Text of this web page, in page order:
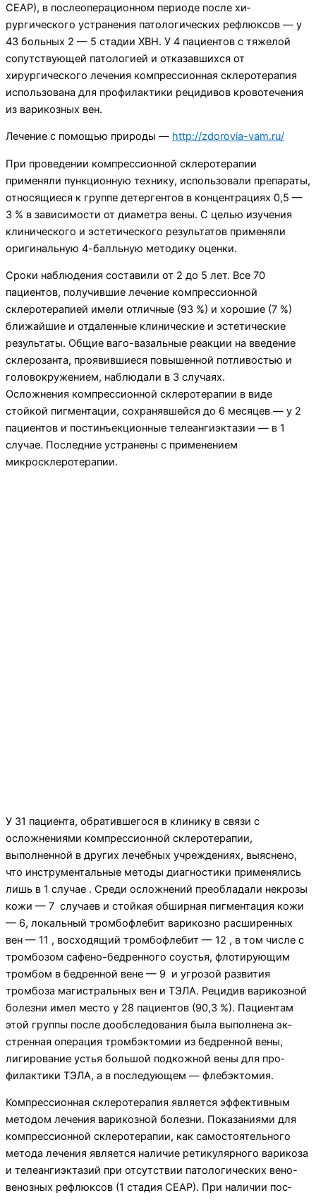
СЕАР), в послеоперационном периоде после хи­
рургического устранения патологических рефлюксов — у
43 больных 2 — 5 стадии ХВН. У 4 пациентов с тяжелой
сопутствующей патологией и отказавшихся от
хирургического лечения компрессионная склеротерапия
использована для профилактики ре­цидивов кровотечения
из варикозных вен.
Лечение с помощью природы — http://zdorovia-vam.ru/
При проведении компрессионной склеротерапии
применяли пункционную технику, использовали препараты,
относящиеся к группе детергентов в концентрациях 0,5 —
3 % в зависимости от диаметра вены. С целью изучения
клинического и эстетичес­кого результатов применяли
оригинальную 4-балль­ную методику оценки.
Сроки наблюдения составили от 2 до 5 лет. Все 70
пациентов, получившие лечение компрессионной
склеротерапией имели отличные (93 %) и хорошие (7 %)
ближайшие и отдаленные клинические и эстетические
результаты. Общие ваго-вазальные реакции на введение
склерозанта, проявившиеся повышенной потливостью и
голо­вокружением, наблюдали в 3 случаях.
Осложнения компрессионной склеротерапии в виде
стойкой пигментации, сохранявшейся до 6 месяцев — у 2
пациентов и постинъекцион­ные телеангиэктазии — в 1
случае. Последние ус­транены с применением
микросклеротерапии.
У 31 пациента, обратившегося в клинику в связи с
осложнениями компрессионной склеротерапии,
выполненной в других лечебных учреждениях, выяснено,
что инструментальные мето­ды диагностики применялись
лишь в 1 случае . Среди осложнений преобладали некрозы
кожи — 7 случаев и стойкая обширная пигментация кожи
— 6, локальный тромбофлебит варикоз­но расширенных
вен — 11 , восходящий тром­бофлебит — 12 , в том числе с
тромбозом сафено-бедренного соустья, флотирующим
тромбом в бед­ренной вене — 9 и угрозой развития
тромбоза магистральных вен и ТЭЛА. Рецидив варикозной
бо­лезни имел место у 28 пациентов (90,3 %). Пациентам
этой группы после дообследования была выполнена эк­
стренная операция тромбэктомии из бедренной вены,
лигирование устья большой подкожной вены для про­
филактики ТЭЛА, а в последующем — флебэктомия.
Компрессионная склеротерапия является эф­фективным
методом лечения варикозной болезни. Показаниями для
компрессионной склеротерапии, как самостоятельного
метода лечения являет­ся наличие ретикулярного варикоза
и телеангиэктазий при отсутствии патологических вено-
веноз­ных рефлюксов (1 стадия СЕАР). При наличии пос­